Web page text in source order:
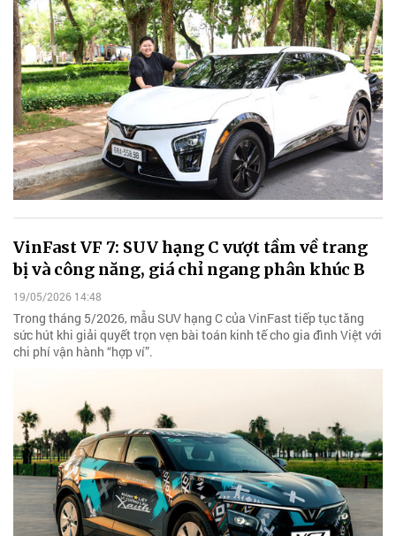
VinFast VF 7: SUV hạng C vượt tầm về trang
bị và công năng, giá chỉ ngang phân khúc B
19/05/2026 14:48
Trong tháng 5/2026, mẫu SUV hạng C của VinFast tiếp tục tăng
sức hút khi giải quyết trọn vẹn bài toán kinh tế cho gia đình Việt với
chi phí vận hành “hợp ví”.